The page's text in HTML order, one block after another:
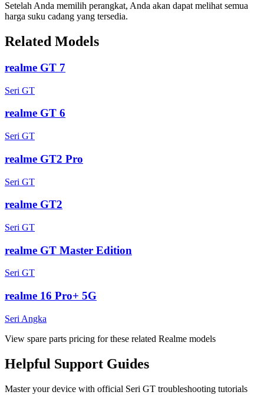
Setelah Anda memilih perangkat, Anda akan dapat melihat semua
harga suku cadang yang tersedia.
Related Models
realme GT 7
Seri GT
realme GT 6
Seri GT
realme GT2 Pro
Seri GT
realme GT2
Seri GT
realme GT Master Edition
Seri GT
realme 16 Pro+ 5G
Seri Angka
View spare parts pricing for these related Realme models
Helpful Support Guides
Master your device with official Seri GT troubleshooting tutorials